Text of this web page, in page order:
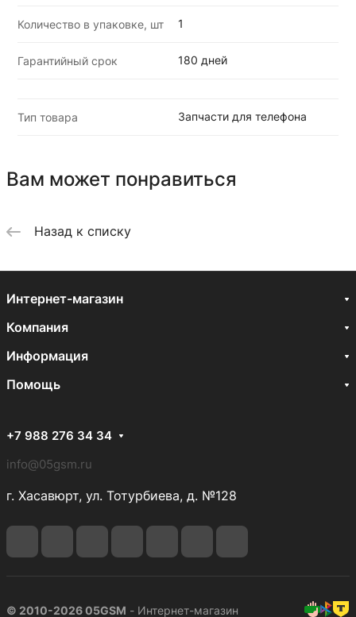
Количество в упаковке, шт 1
Гарантийный срок 180 дней
Тип товара Запчасти для телефона
Вам может понравиться
Назад к списку
Интернет-магазин
Компания
Информация
Помощь
+7 988 276 34 34
info@05gsm.ru
г. Хасавюрт, ул. Тотурбиева, д. №128
© 2010-2026 05GSM - Интернет-магазин